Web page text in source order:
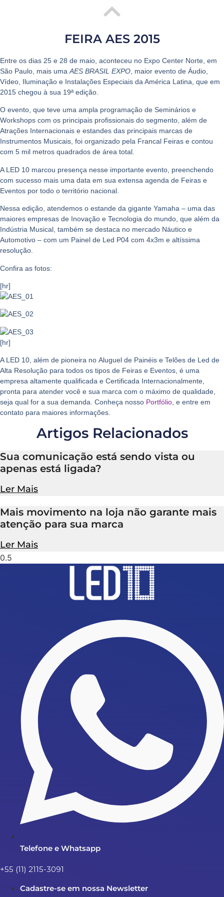
FEIRA AES 2015
Entre os dias 25 e 28 de maio, aconteceu no Expo Center Norte , em
São Paulo, mais uma AES BRASIL EXPO , maior evento de Áudio,
Vídeo, Iluminação e Instalações Especiais da América Latina, que em
2015 chegou à sua 19ª edição.
O evento, que teve uma ampla programação de Seminários e
Workshops com os principais profissionais do segmento, além de
Atrações Internacionais e estandes das principais marcas de
Instrumentos Musicais, foi organizado pela Francal Feiras e contou
com 5 mil metros quadrados de área total.
A LED 10 marcou presença nesse importante evento, preenchendo
com sucesso mais uma data em sua extensa agenda de Feiras e
Eventos por todo o território nacional.
Nessa edição, atendemos o estande da gigante Yamaha – uma das
maiores empresas de Inovação e Tecnologia do mundo, que além da
Indústria Musical, também se destaca no mercado Náutico e
Automotivo – com um Painel de Led P04 com 4x3m e altíssima
resolução.
Confira as fotos:
[hr]
[hr]
A LED 10, além de pioneira no Aluguel de Painéis e Telões de Led de
Alta Resolução para todos os tipos de Feiras e Eventos , é uma
empresa altamente qualificada e Certificada Internacionalmente,
pronta para atender você e sua marca com o máximo de qualidade,
seja qual for a sua demanda. Conheça nosso Portfólio , e entre em
contato para maiores informações.
Artigos Relacionados
Sua comunicação está sendo vista ou
apenas está ligada?
Ler Mais
Mais movimento na loja não garante mais
atenção para sua marca
Ler Mais
Telefone e Whatsapp
+55 (11) 2115-3091
Cadastre-se em nossa Newsletter